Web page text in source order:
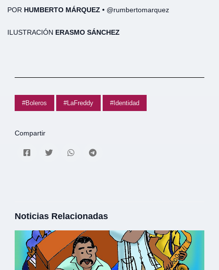
POR HUMBERTO MÁRQUEZ • @rumbertomarquez
ILUSTRACIÓN ERASMO SÁNCHEZ
#Boleros #LaFreddy #Identidad
Compartir
Noticias Relacionadas